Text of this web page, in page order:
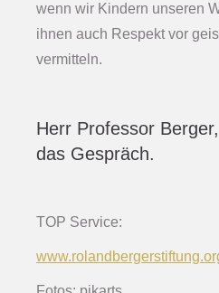
wenn wir Kindern unseren
ihnen auch Respekt vor
vermitteln.
Herr Professor
das Gespräch.
TOP Service: